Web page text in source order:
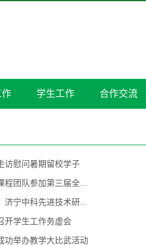
作 学生工作 合作交流
访慰问暑期留校学子
程团队参加第三届全...
济宁中科先进技术研...
开学生工作务虚会
功举办教学大比武活动